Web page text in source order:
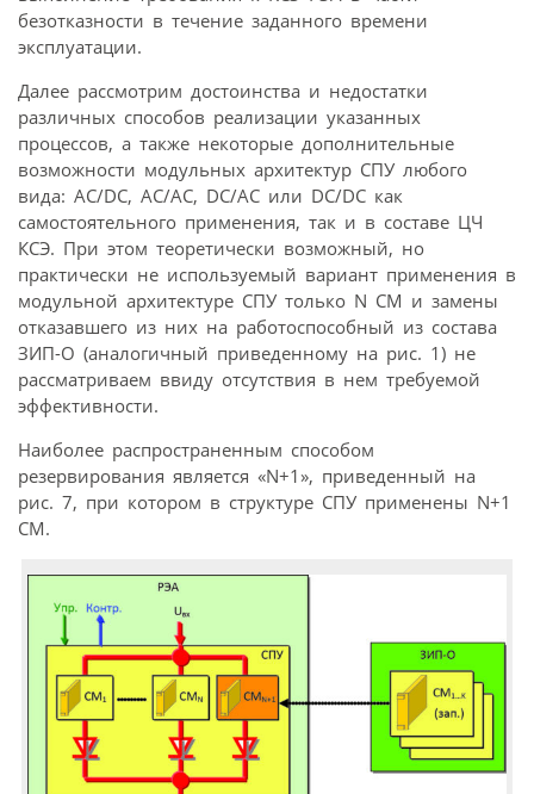
безотказности в течение заданного времени
эксплуатации.
Далее рассмотрим достоинства и недостатки
различных способов реализации указанных
процессов, а также некоторые дополнительные
возможности модульных архитектур СПУ любого
вида: AC/DC, AC/AC, DC/AC или DC/DC как
самостоятельного применения, так и в составе ЦЧ
КСЭ. При этом теоретически возможный, но
практически не используемый вариант применения в
модульной архитектуре СПУ только N СМ и замены
отказавшего из них на работоспособный из состава
ЗИП-О (аналогичный приведенному на рис. 1) не
рассматриваем ввиду отсутствия в нем требуемой
эффективности.
Наиболее распространенным способом
резервирования является «N+1», приведенный на
рис. 7, при котором в структуре СПУ применены N+1
СМ.